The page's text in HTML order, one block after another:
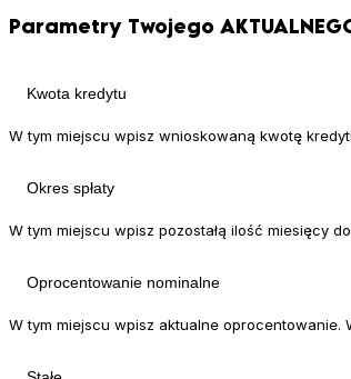
Parametry Twojego
W tym miejscu wpisz wnioskowaną kwotę
W tym miejscu wpisz pozostałą ilość miesięcy
W tym miejscu wpisz aktualne oprocentowanie.